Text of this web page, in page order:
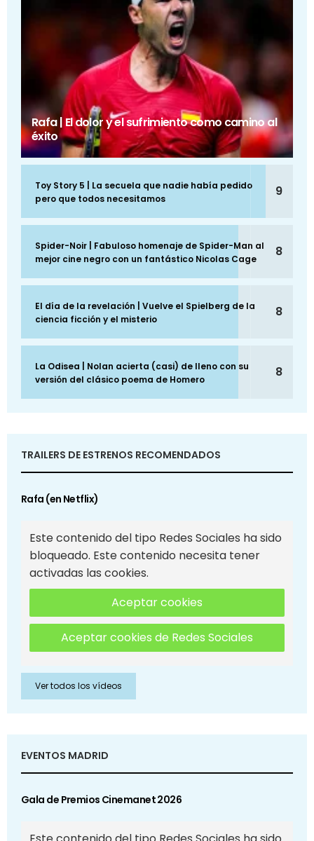
Rafa | El dolor y el sufrimiento como camino al
éxito
Toy Story 5 | La secuela que nadie había pedido
pero que todos necesitamos
9
Spider-Noir | Fabuloso homenaje de Spider-Man al
mejor cine negro con un fantástico Nicolas Cage
8
El día de la revelación | Vuelve el Spielberg de la
ciencia ficción y el misterio
8
La Odisea | Nolan acierta (casi) de lleno con su
versión del clásico poema de Homero
8
TRAILERS DE ESTRENOS RECOMENDADOS
Rafa (en Netflix)
Este contenido del tipo Redes Sociales ha sido
bloqueado. Este contenido necesita tener
activadas las cookies.
Aceptar cookies
Aceptar cookies de Redes Sociales
Ver todos los vídeos
EVENTOS MADRID
Gala de Premios Cinemanet 2026